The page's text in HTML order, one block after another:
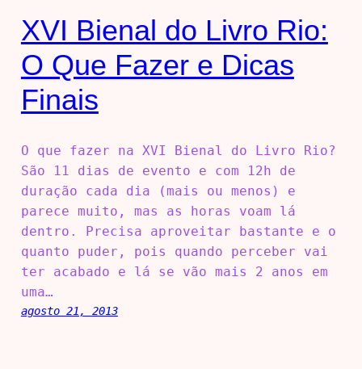
XVI Bienal do Livro Rio:
O Que Fazer e Dicas
Finais
O que fazer na XVI Bienal do Livro Rio?
São 11 dias de evento e com 12h de
duração cada dia (mais ou menos) e
parece muito, mas as horas voam lá
dentro. Precisa aproveitar bastante e o
quanto puder, pois quando perceber vai
ter acabado e lá se vão mais 2 anos em
uma…
agosto 21, 2013